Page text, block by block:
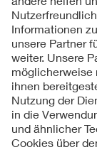
Kontakte
Service